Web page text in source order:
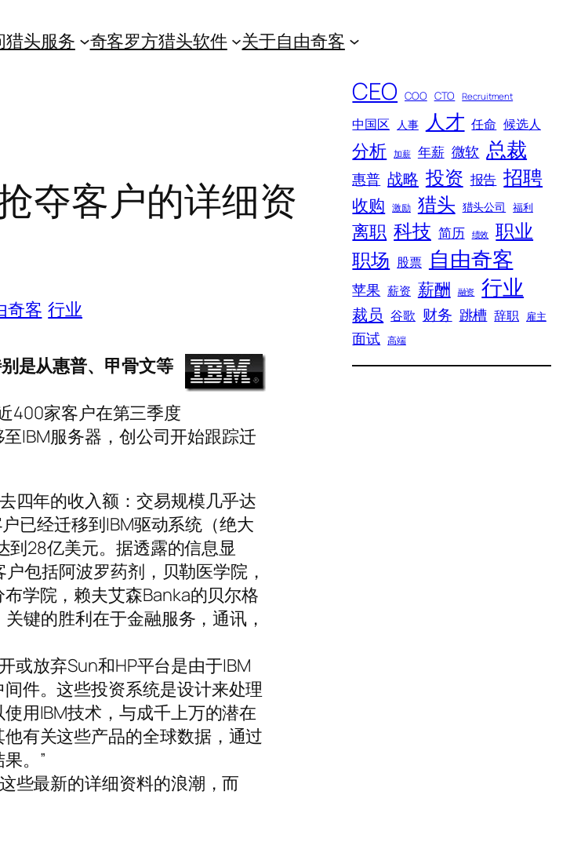
猎头服务 奇客罗方猎头软件 关于自由奇客
夺客户的详细资
奇客 行业
是从惠普、甲骨文等
400家客户在第三季度
IBM服务器，创公司开始跟踪迁
四年的收入额：交易规模几乎达
已经迁移到IBM驱动系统（绝大
到28亿美元。据透露的信息显
包括阿波罗药剂，贝勒医学院，
学院，赖夫艾森Banka的贝尔格
键的胜利在于金融服务，通讯，
或放弃Sun和HP平台是由于IBM
件。这些投资系统是设计来处理
用IBM技术，与成千上万的潜在
有关这些产品的全球数据，通过
。”
些最新的详细资料的浪潮，而
CEO COO CTO Recruitment
中国区 人事 人才 任命 候选人
分析 加薪 年薪 微软 总裁
惠普 战略 投资 报告 招聘
收购 激励 猎头 猎头公司 福利
离职 科技 简历 绩效 职业
职场 股票 自由奇客
苹果 薪资 薪酬 融资 行业
裁员 谷歌 财务 跳槽 辞职 雇主
面试 高端